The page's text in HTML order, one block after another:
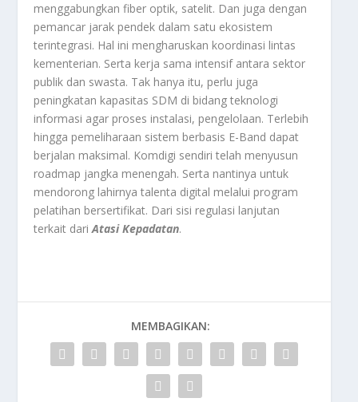
menggabungkan fiber optik, satelit. Dan juga dengan
pemancar jarak pendek dalam satu ekosistem
terintegrasi. Hal ini mengharuskan koordinasi lintas
kementerian. Serta kerja sama intensif antara sektor
publik dan swasta. Tak hanya itu, perlu juga
peningkatan kapasitas SDM di bidang teknologi
informasi agar proses instalasi, pengelolaan. Terlebih
hingga pemeliharaan sistem berbasis E-Band dapat
berjalan maksimal. Komdigi sendiri telah menyusun
roadmap jangka menengah. Serta nantinya untuk
mendorong lahirnya talenta digital melalui program
pelatihan bersertifikat. Dari sisi regulasi lanjutan
terkait dariAtasi Kepadatan.
MEMBAGIKAN: